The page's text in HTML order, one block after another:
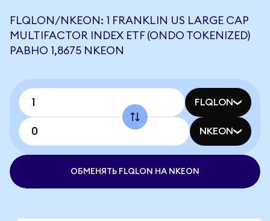
FLQLON/NKEON: 1 FRANKLIN US LARGE CAP
MULTIFACTOR INDEX ETF (ONDO TOKENIZED)
РАВНО 1,8675 NKEON
FLQLON
NKEON
ОБМЕНЯТЬ FLQLON НА NKEON